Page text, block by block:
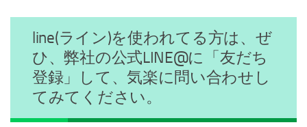
line(ライン)を使われてる方は、ぜ
ひ、弊社の公式LINE@に「友だち
登録」して、気楽に問い合わせし
てみてください。